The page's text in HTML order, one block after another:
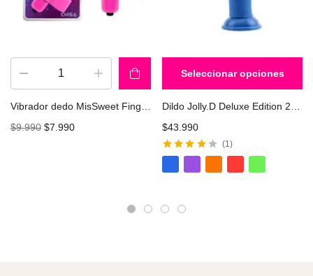
$9.990 $7.990
Seleccionar opciones
$43.990
Valorado
1